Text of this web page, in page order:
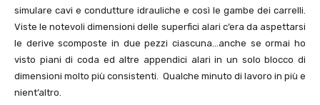
simulare cavi e condutture idrauliche e così le gambe dei carrelli.
Viste le notevoli dimensioni delle superfici alari c’era da aspettarsi
le derive scomposte in due pezzi ciascuna…anche se ormai ho
visto piani di coda ed altre appendici alari in un solo blocco di
dimensioni molto più consistenti. Qualche minuto di lavoro in più e
nient’altro.